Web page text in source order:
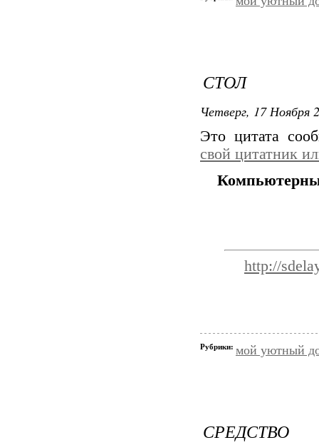
СТОЛ
Четверг, 17 Ноября
Это цитата
свой цитатник
http://
Рубрики: мой уютный
СРЕДСТВО